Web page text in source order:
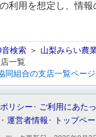
利用を想定し、情報
検索
山梨みらい農
一覧
同組合の支店一覧ペー
リシー ご利用にあた
運営者情報
トップペ